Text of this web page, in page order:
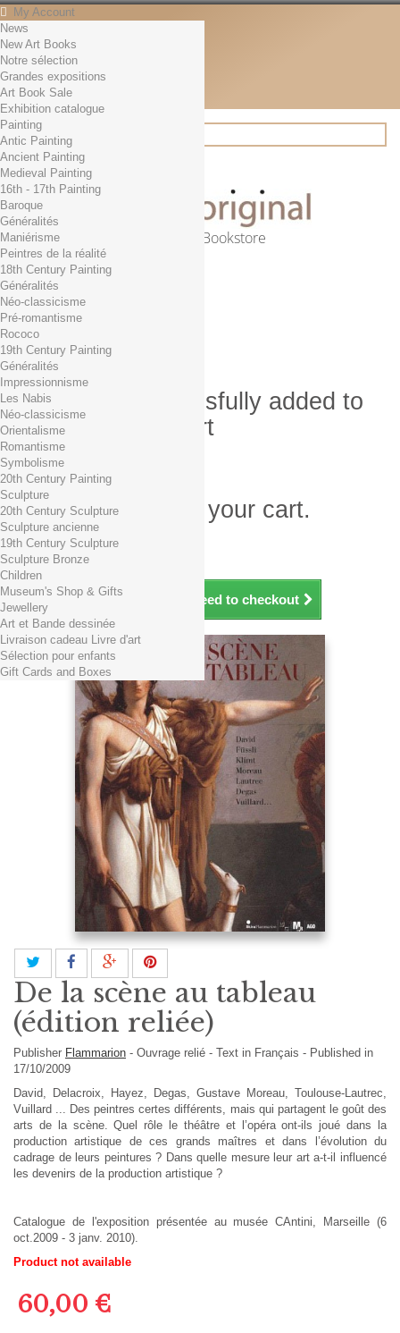
My Account
Contact
English
English
Français
News
Search
Online Art Bookstore
Cart (empty)
No products
Free shipping!
0,00 € Total
Check out
Product successfully added to
your shopping cart
Quantity
Total
There is 1 item in your cart.
Total products (tax incl.)
Total shipping TTC
Total (tax incl.)
Continue shopping Proceed to checkout
News
New Art Books
Notre sélection
Grandes expositions
Art Book Sale
Exhibition catalogue
Painting
Antic Painting
Ancient Painting
Medieval Painting
16th - 17th Painting
Baroque
Généralités
Maniérisme
Peintres de la réalité
18th Century Painting
Généralités
Néo-classicisme
Pré-romantisme
Rococo
19th Century Painting
Généralités
Impressionnisme
Les Nabis
Néo-classicisme
Orientalisme
Romantisme
Symbolisme
20th Century Painting
Sculpture
20th Century Sculpture
Sculpture ancienne
19th Century Sculpture
Sculpture Bronze
Children
Museum's Shop & Gifts
Jewellery
Art et Bande dessinée
Livraison cadeau Livre d'art
Sélection pour enfants
Gift Cards and Boxes
De la scène au tableau
(édition reliée)
Publisher Flammarion - Ouvrage relié - Text in Français - Published in
17/10/2009
David, Delacroix, Hayez, Degas, Gustave Moreau, Toulouse-Lautrec,
Vuillard ... Des peintres certes différents, mais qui partagent le goût des
arts de la scène. Quel rôle le théâtre et l’opéra ont-ils joué dans la
production artistique de ces grands maîtres et dans l’évolution du
cadrage de leurs peintures ? Dans quelle mesure leur art a-t-il influencé
les devenirs de la production artistique ?
Catalogue de l'exposition présentée au musée CAntini, Marseille (6
oct.2009 - 3 janv. 2010).
Product not available
60,00 €